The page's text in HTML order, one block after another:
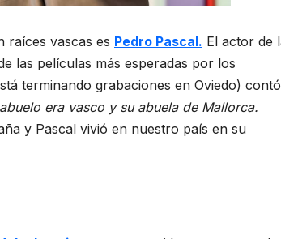
raíces vascas es Pedro Pascal. El actor de
las películas más esperadas por los
terminando grabaciones en Oviedo) contó
abuelo era vasco y su abuela de Mallorca.
y Pascal vivió en nuestro país en su